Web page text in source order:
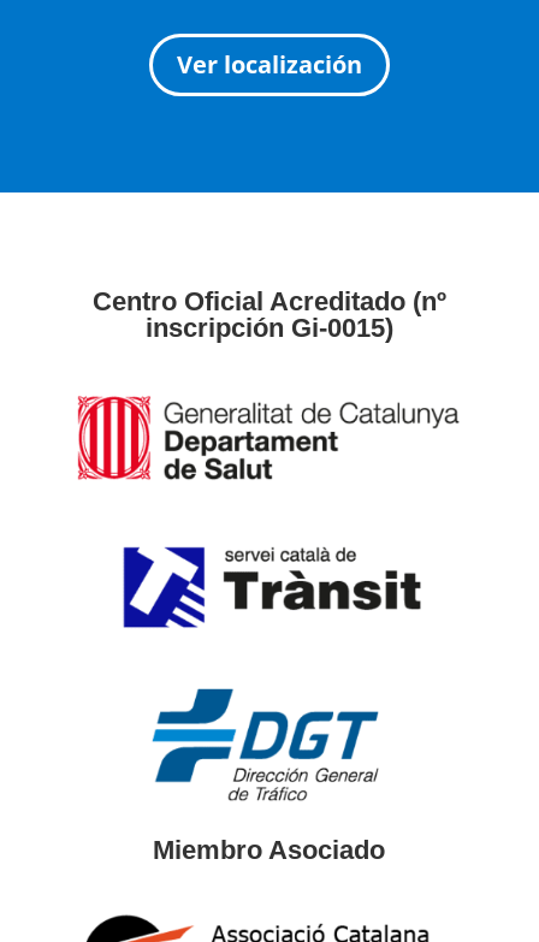
Ver localización
Centro Oficial Acreditado (nº
inscripción Gi-0015)
Miembro Asociado